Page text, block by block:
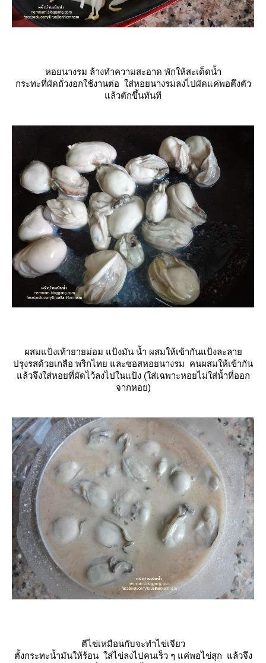
หอยนางรม ล้างทำความสะอาด พักให้สะเด็ดน้ำ
กระทะที่ผัดถั่วงอกใช้งานต่อ ใส่หอยนางรมลงไปผัดแค่พอตึงตัว
ล้วตักขึ้นทันที
ผสมแป้งเท้ายายม่อม แป้งมัน น้ำ ผสมให้เข้ากันแป้งละลา
ปรุงรสด้วยเกลือ พริกไทย และซอสหอยนางรม คนผสมให้เข้ากัน
ล้วจึงใส่หอยที่ผัดไว้ลงไปในแป้ง (ใส่เฉพาะหอยไม่ใส่น้ำที่ออก
จากหอย)
ตีไข่เหมือนกับจะทำไข่เจียว
ตั้งกระทะน้ำมันให้ร้อน ใส่ไข่ลงไปคนเร็ว ๆ แค่พอไข่สุก แล้วจึง